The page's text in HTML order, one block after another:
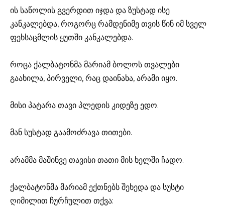
ის საწოლის გვერდით იჯდა და ზუსტად ისე
კანკალებდა, როგორც რამდენიმე თვის წინ იმ სველ
ფეხსაცმლის ყუთში კანკალებდა.
როცა ქალბატონმა მარიამ ბოლოს თვალები
გაახილა, პირველი, რაც დაინახა, არამი იყო.
მისი პატარა თავი პლედის კიდეზე ედო.
მან სუსტად გაამოძრავა თითები.
არამმა მაშინვე თავისი თათი მის ხელში ჩადო.
ქალბატონმა მარიამ ექთნებს შეხედა და სუსტი
ღიმილით ჩურჩულით თქვა: